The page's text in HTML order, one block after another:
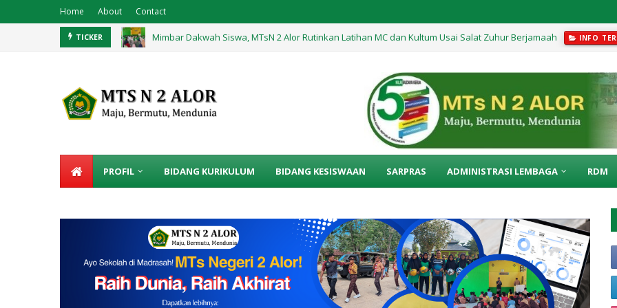
Home About Contact
TICKER
Mimbar Dakwah Siswa, MTsN 2 Alor Rutinkan Latihan MC dan Kultum Usai Salat Zuhur Berjamaah
Praktik Langsung, Belajar Teks Prosedur di Kelas IX Berlangsung Menyenangkan INFO TERKINI
PROFIL BIDANG KURIKULUM BIDANG KESISWAAN SARPRAS ADMINISTRASI LEMBAGA RDM